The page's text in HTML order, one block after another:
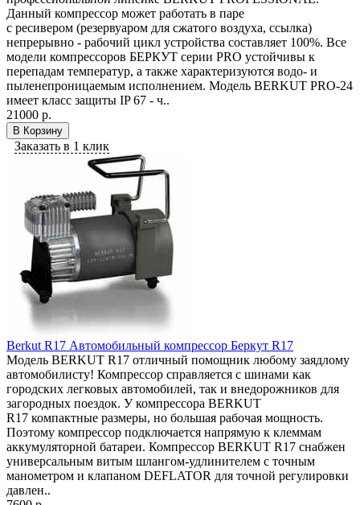
Данный компрессор может работать в паре
с ресивером (резервуаром для сжатого воздуха, ссылка)
непрерывно - рабочий цикл устройства составляет 100%. Все
модели компрессоров БЕРКУТ серии PRO устойчивы к
перепадам температур, а также характеризуются водо- и
пыленепроницаемым исполнением. Модель BERKUT PRO-24
имеет класс защиты IP 67 - ч..
21000 р.
В Корзину
Заказать в 1 клик
Berkut R17 Автомобильный компрессор Беркут R17
Модель BERKUT R17 отличный помощник любому заядлому
автомобилисту! Компрессор справляется с шинами как
городских легковых автомобилей, так и внедорожников для
загородных поездок. У компрессора BERKUT
R17 компактные размеры, но большая рабочая мощность.
Поэтому компрессор подключается напрямую к клеммам
аккумуляторной батареи. Компрессор BERKUT R17 снабжен
универсальным витым шлангом-удлинителем с точным
манометром и клапаном DEFLATOR для точной регулировки
давлен..